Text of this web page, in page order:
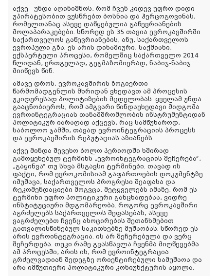
აქვე უნდა აღინიშნოს, რომ ჩვენ კიდევ უფრო დიდი
უპირატესობით ვუსწრებთ ბოსნია და ჰერცოგოვინას,
რომელთანაც ასევე დაწყებულია გაწევრიანების
მოლაპარაკებები. სწორედ ეს 35 თავია ევროკავშირში
საქართველოს გაწევრიანების, ანუ, საქართველოს
ევროპული გზა. ეს არის დინამიური, საქმიანი,
ექსპერტული პროცესი, რომელშიც საქართველო 2014
წლიდან, ერთგულად, გეგმაზომიერად, ნაბიჯ-ნაბიჯ
მიიწევს წინ.
ამავე დროს, ევროკავშირის ზოგიერთი
წარმომადგენლის მხრიდან ვხედავთ ამ პროცესის
უკიდურესად პოლიტიზების მცდელობას. ყველამ უნდა
გააცნობიეროს, რომ ამგვარი წინდაუხედავი მიდგომა
ევროინტეგრაციას თანამშრომლობის ინსტრუმენტიდან
პოლიტიკურ იარაღად აქცევს, რაც სამწუხაროდ,
საბოლოო ჯამში, თავად ევროინტეგრაციის პროცესს
და ევროკავშირის რეპუტაციას აზიანებს.
აქვე მინდა შევეხო ბოლო პერიოდში ხშირად
გამოყენებულ ტერმინს „ევროინტეგრაციის შეჩერება“,
„გაყინვა“ თუ სხვა მსგავსი ტერმინები. თავად ის
ფაქტი, რომ ევროკომისიამ გაფართოების დოკუმენტზე
იმუშავა, საქართველოს პროგრესი შეაფასა და
რეკომენდაციები მოგვცა, მეტყველებს იმაზე, რომ ეს
ტერმინი უფრო პოლიტიკური განცხადებაა, ვიდრე
ინსტიტუციური მდგომარეობა. როგორც ევროკავშირი
აგრძელებს საქართველოს შეფასებას, ასევე
ვაგრძელებთ ჩვენც ასოცირების შეთანხმებით
გათვალისწინებულ საკითხებზე მუშაობას. სწორედ ეს
არის ევროინტეგრაცია. ის არ შეჩერებულა და ვერც
შეჩერდება. თუკი რამე გვასწავლა ჩვენმა მიღწევებმა
ამ პროცესში, არის ის, რომ ევროინტეგრაცია
გრძელვადიან შედეგზე ორიენტირებული სამუშაოა და
არა იმწუთიერი პოლიტიკური კონიუნქტურის აყოლა.